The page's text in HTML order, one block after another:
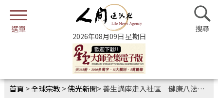
2026年08月09日 星期日
首頁 >全球宗教>佛光新聞>養生講座走入社區 健康八法打造幸福